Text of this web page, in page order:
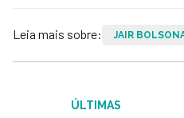
Leia mais sobre: JAIR
ÚLTIMAS